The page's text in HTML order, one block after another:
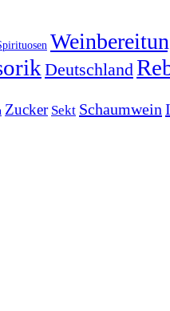
Deutschland
Zucker Sekt Schaumwein